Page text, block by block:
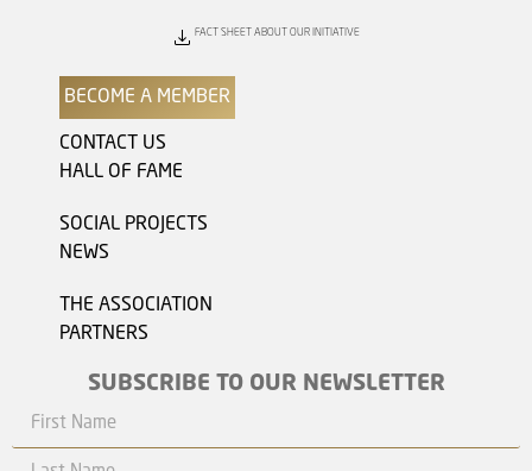
FACT SHEET ABOUT OUR INITIATIVE
BECOME A MEMBER
CONTACT US
HALL OF FAME
SOCIAL PROJECTS
NEWS
THE ASSOCIATION
PARTNERS
SUBSCRIBE TO OUR NEWSLETTER